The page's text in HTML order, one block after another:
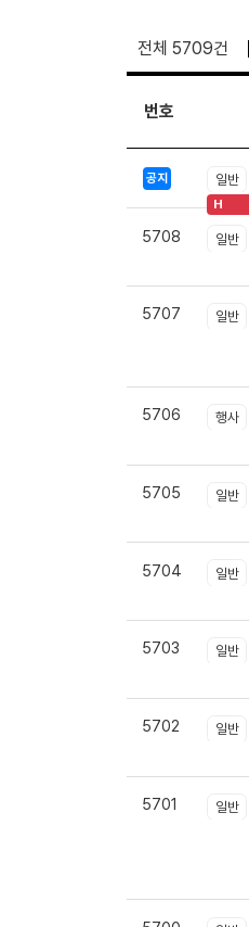
전체 5709건
번호
공지 일반
H
5708 일반
5707 일반
5706 행사
5705 일반
5704 일반
5703 일반
5702 일반
5701 일반